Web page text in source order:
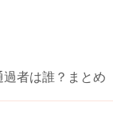
者は誰？まとめ